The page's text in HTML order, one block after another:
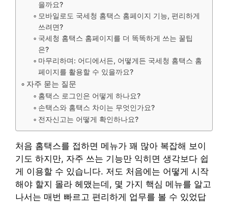
을까요?
모바일로도 국세청 홈택스 홈페이지 기능, 편리하게
쓰려면?
국세청 홈택스 홈페이지를 더 똑똑하게 쓰는 꿀팁
은?
마무리하며: 어디에서든, 어떻게든 국세청 홈택스 홈
페이지를 활용할 수 있을까요?
자주 묻는 질문
홈택스 로그인은 어떻게 하나요?
손택스와 홈택스 차이는 무엇인가요?
전자신고는 어떻게 확인하나요?
처음 홈택스를 접하면 메뉴가 꽤 많아 복잡해 보이
기도 하지만, 자주 쓰는 기능만 익히면 생각보다 쉽
게 이용할 수 있습니다. 저도 처음에는 어떻게 시작
해야 할지 몰라 헤맸는데, 몇 가지 핵심 메뉴를 알고
나서는 매번 빠르고 편리하게 업무를 볼 수 있었답